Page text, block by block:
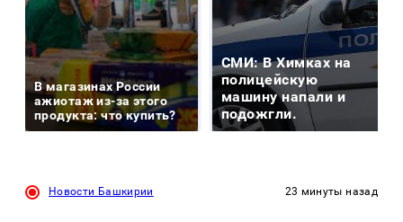
В магазинах России
ажиотаж из-за этого
продукта: что купить?
СМИ: В Химках на
полицейскую
машину напали и
подожгли.
Новости Башкирии 23 минуты назад